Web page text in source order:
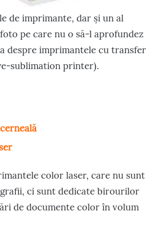
de imprimante, dar și un al
pe care nu o să-l aprofundez
despre imprimantele cu transfer
sublimation printer).
color laser, care nu sunt
ci sunt dedicate birourilor
de documente color în volum